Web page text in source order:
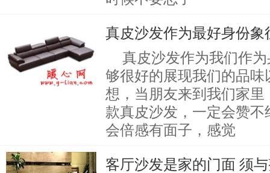
真皮沙发作为最好身份象
真皮沙发作为我们作
够很好的展现我们的品味
想，当朋友来到我们家
款真皮沙发，一定会赞
会倍感有面子，感觉
客厅沙发是家的门面 须